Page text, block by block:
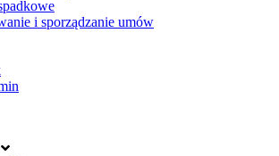
i sporządzanie umów